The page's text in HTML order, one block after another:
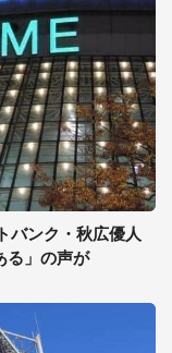
バンク・秋広優人
る」の声が